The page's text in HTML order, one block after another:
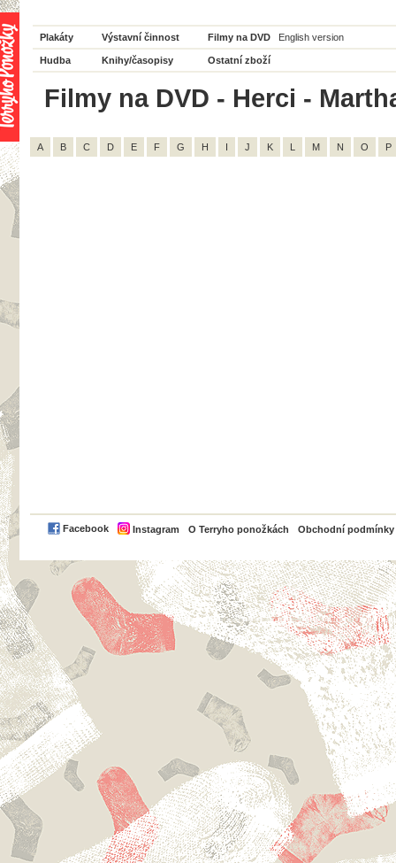
Plakáty Výstavní činnost Filmy na DVD English version
Hudba Knihy/časopisy Ostatní zboží
Filmy na DVD - Herci -
A B C D E F G H I J K L M N O P
Facebook Instagram O Terryho ponožkách Obchodní podmínky
PayPal